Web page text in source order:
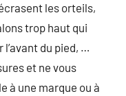
les orteils,
trop haut qui
du pied, …
et ne vous
à une marque ou à